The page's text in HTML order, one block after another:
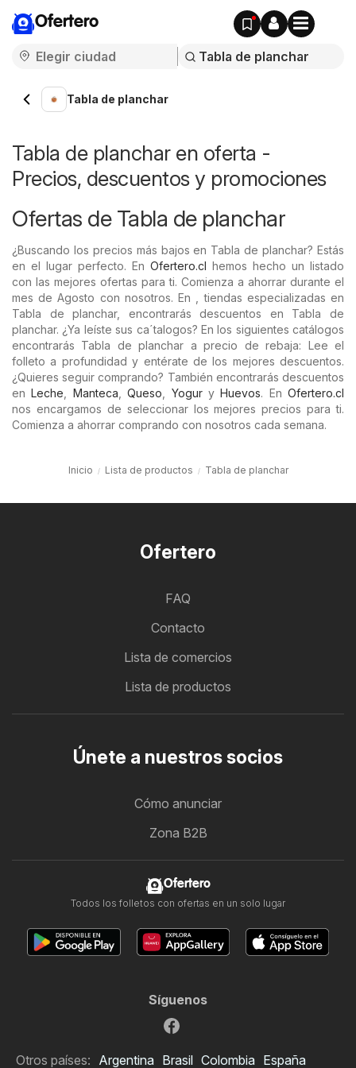
Ofertero
Tabla de planchar
Tabla de planchar en oferta -
Precios, descuentos y promociones
Ofertas de Tabla de planchar
¿Buscando los precios más bajos en Tabla de planchar? Estás
en el lugar perfecto. En Ofertero.cl hemos hecho un listado
con las mejores ofertas para ti. Comienza a ahorrar durante el
mes de Agosto con nosotros. En , tiendas especializadas en
Tabla de planchar, encontrarás descuentos en Tabla de
planchar. ¿Ya leíste sus ca´talogos? En los siguientes catálogos
encontrarás Tabla de planchar a precio de rebaja: Lee el
folleto a profundidad y entérate de los mejores descuentos.
¿Quieres seguir comprando? También encontrarás descuentos
enLeche Manteca ,Queso YoguryHuevos. En Ofertero.cl
nos encargamos de seleccionar los mejores precios para ti.
Comienza a ahorrar comprando con nosotros cada semana.
Inicio Lista de productos Tabla de planchar
Ofertero
FAQ
Contacto
Lista de comercios
Lista de productos
Únete a nuestros socios
Cómo anunciar
Zona B2B
Ofertero
Todos los folletos con ofertas en un solo lugar
Síguenos
Otros países: Argentina Brasil Colombia España